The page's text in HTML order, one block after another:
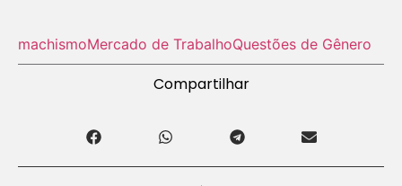
machismoMercado de TrabalhoQuestões de Gênero
Compartilhar